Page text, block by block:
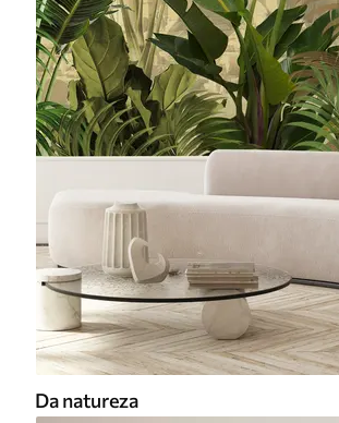
Da natureza